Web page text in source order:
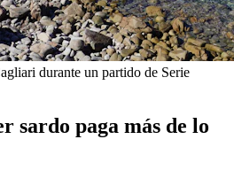
durante un partido de Serie
sardo paga más de lo